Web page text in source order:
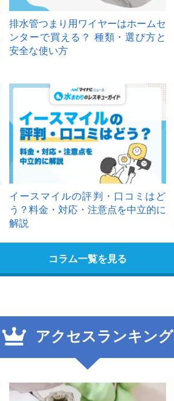
排水管つまり用ワイヤーはホームセ
ンターで買える？ 種類・選び方と
安全な使い方
イースマイルの評判・口コミはど
う？料金・対応・注意点を中立的に
解説
コラム一覧を見る
アクセスランキング
2